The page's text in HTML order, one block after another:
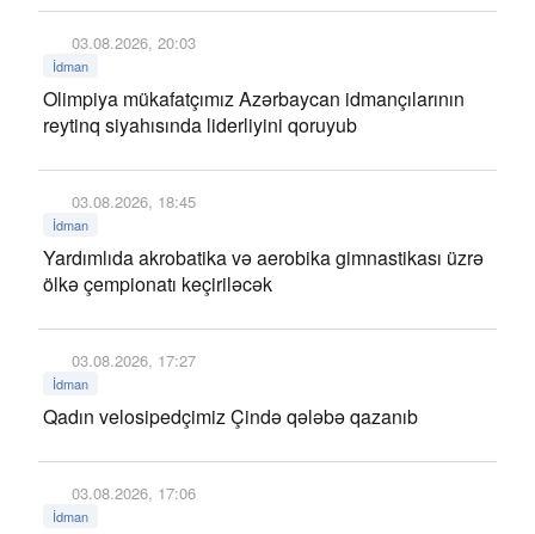
03.08.2026, 20:03
İdman
Olimpiya mükafatçımız Azərbaycan idmançılarının
reytinq siyahısında liderliyini qoruyub
03.08.2026, 18:45
İdman
Yardımlıda akrobatika və aerobika gimnastikası üzrə
ölkə çempionatı keçiriləcək
03.08.2026, 17:27
İdman
Qadın velosipedçimiz Çində qələbə qazanıb
03.08.2026, 17:06
İdman